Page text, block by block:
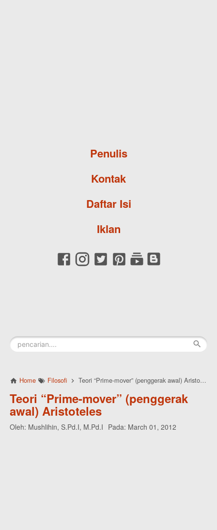
Penulis
Kontak
Daftar Isi
Iklan
Home Filosofi Teori “Prime-mover” (penggerak awal) Aristoteles
Teori “Prime-mover” (penggerak
awal) Aristoteles
Oleh: Mushlihin, S.Pd.I, M.Pd.I Pada: March 01, 2012